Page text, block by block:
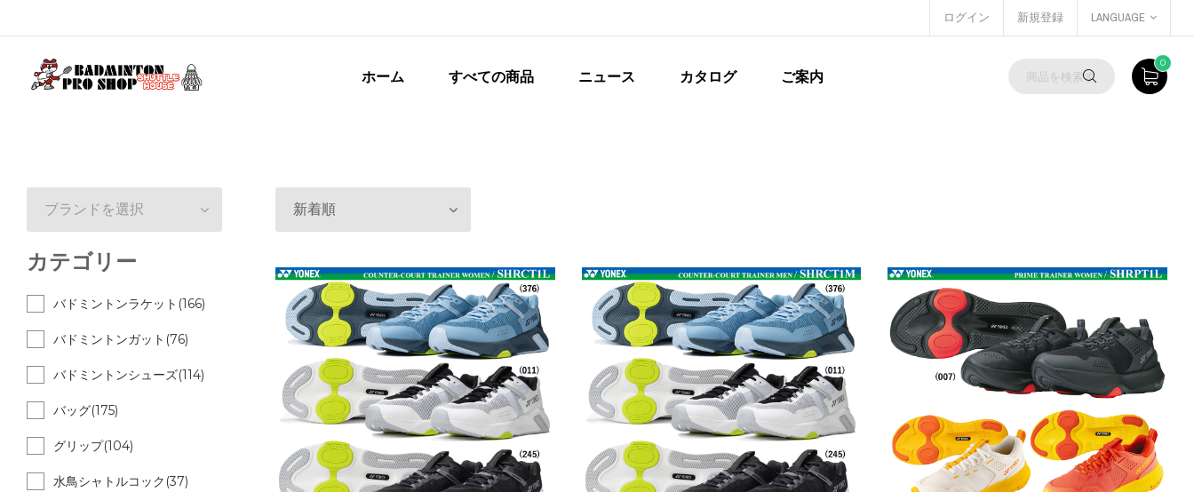
ログイン 新規登録 LANGUAGE
ホーム すべての商品 ニュース カタログ ご案内
0
新着順
ブランドを選択
カテゴリー
バドミントンラケット(166)
バドミントンガット(76)
バドミントンシューズ(114)
バッグ(175)
グリップ(104)
水鳥シャトルコック(37)